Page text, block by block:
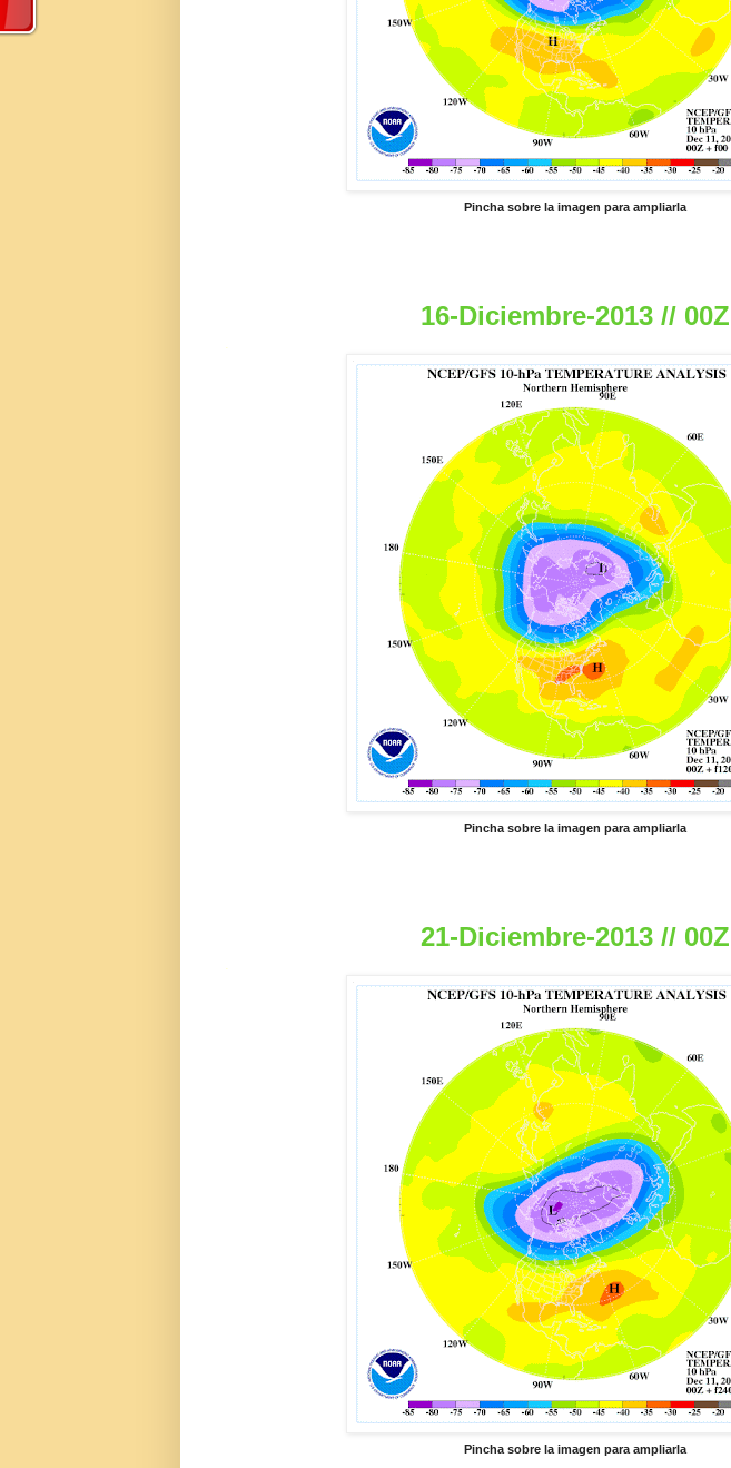
Pincha sobre la imagen para ampliarla
16-Diciembre-2013 // 00Z
Pincha sobre la imagen para ampliarla
21-Diciembre-2013 // 00Z
Pincha sobre la imagen para ampliarla